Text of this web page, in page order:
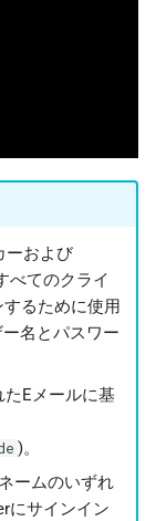
日本語
Français
Italiano
Polski
ーおよび
べてのクライ
るために使用
名とパスワー
Eメールに基
)。
ームのいずれ
にサインイン